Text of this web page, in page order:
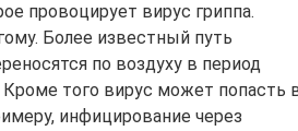
провоцирует вирус гриппа.
Более известный путь
по воздуху в период
Кроме того вирус может попасть
инфицирование через